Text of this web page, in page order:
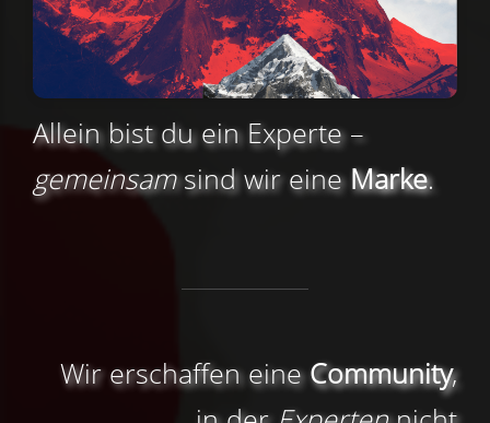
Allein bist du ein Experte –
gemeinsamsind wir eineMarke.
Wir erschaffen eineCommunity,